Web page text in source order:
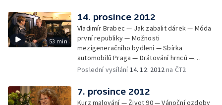
53 min
14. prosince 2012
Vladimír Brabec — Jak zabalit dárek — Móda
první republiky — Možnosti
mezigeneračního bydlení — Sbírka
automobilů Praga — Drátování hrnců —
Václav Šorel
Poslední vysílání 14. 12. 2012 na ČT2
7. prosince 2012
Kurz malování — Život 90 — Vánoční ozdoby